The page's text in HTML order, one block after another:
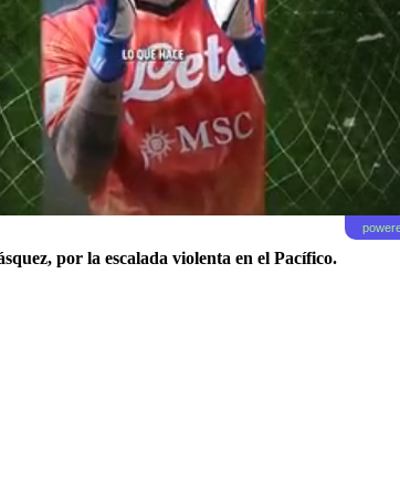
por la escalada violenta en el Pacífico.